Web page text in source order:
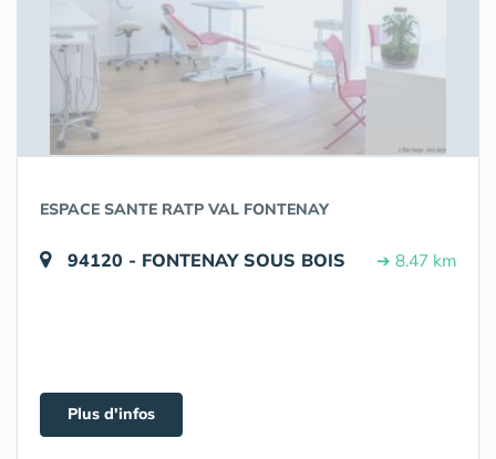
ESPACE SANTE RATP VAL FONTENAY
94120 - FONTENAY SOUS BOIS ➔ 8.47 km
Plus d'infos